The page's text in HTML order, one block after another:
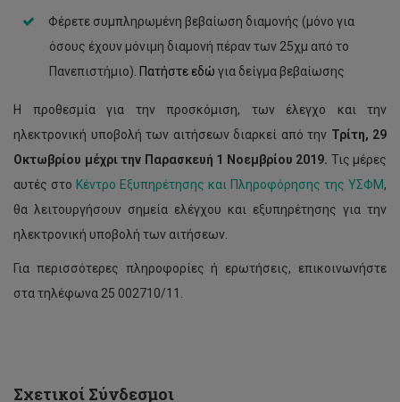
Φέρετε συμπληρωμένη βεβαίωση διαμονής (μόνο για
όσους έχουν μόνιμη διαμονή πέραν των 25χμ από το
Πανεπιστήμιο). Πατήστε εδώ για δείγμα βεβαίωσης
Η προθεσμία για την προσκόμιση, των έλεγχο και την
ηλεκτρονική υποβολή των αιτήσεων διαρκεί από την Τρίτη, 29
Οκτωβρίου μέχρι την Παρασκευή 1 Νοεμβρίου 2019. Τις μέρες
αυτές στο Κέντρο Εξυπηρέτησης και Πληροφόρησης της ΥΣΦΜ,
θα λειτουργήσουν σημεία ελέγχου και εξυπηρέτησης για την
ηλεκτρονική υποβολή των αιτήσεων.
Για περισσότερες πληροφορίες ή ερωτήσεις, επικοινωνήστε
στα τηλέφωνα 25 002710/11.
Σχετικοί Σύνδεσμοι
οικονομικών
βοηθημάτων
και
Φοιτητών